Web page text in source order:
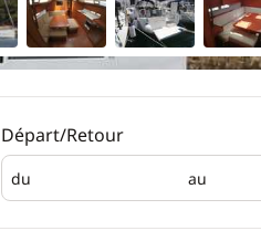
Départ/Retour
du
Départ au
Retour